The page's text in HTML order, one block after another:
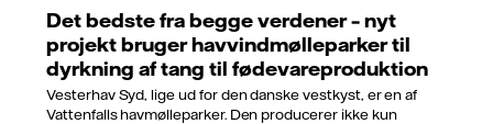
Det bedste fra begge verdener – nyt
projekt bruger havvindmølleparker til
dyrkning af tang til fødevareproduktion
Vesterhav Syd, lige ud for den danske vestkyst, er en af
Vattenfalls havmølleparker. Den producerer ikke kun